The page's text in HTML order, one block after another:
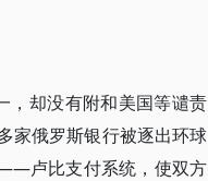
，却没有附和美国等谴责
家俄罗斯银行被逐出环球
卢比支付系统，使双方